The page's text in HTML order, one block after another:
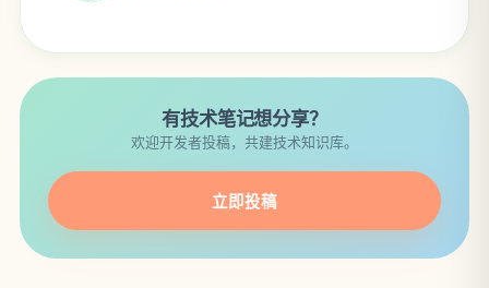
有技术笔记想分享？
欢迎开发者投稿，共建技术知识库。
立即投稿